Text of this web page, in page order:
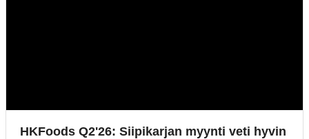
HKFoods Q2'26: Siipikarjan myynti veti hyvin